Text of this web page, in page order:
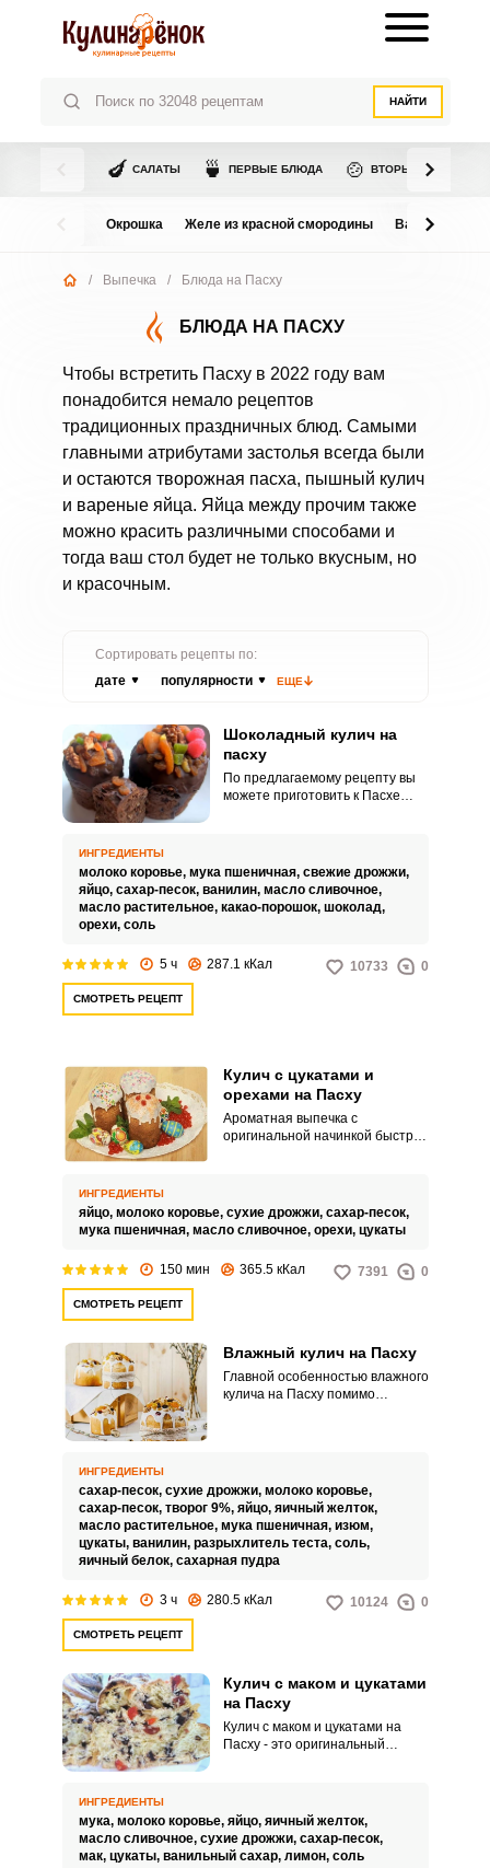
НАЙТИ
🍆 САЛАТЫ 🍵 ПЕРВЫЕ БЛЮДА 🍲 ВТОРЫЕ БЛЮДА
Окрошка Желе из красной смородины Варенье из
/ Выпечка / Блюда на Пасху
БЛЮДА НА ПАСХУ
Чтобы встретить Пасху в 2022 году вам
понадобится немало рецептов
традиционных праздничных блюд. Самыми
главными атрибутами застолья всегда были
и остаются творожная пасха, пышный кулич
и вареные яйца. Яйца между прочим также
можно красить различными способами и
тогда ваш стол будет не только вкусным, но
и красочным.
Сортировать рецепты по:
дате
популярности ЕЩЕ
Шоколадный кулич на
пасху
По предлагаемому рецепту вы
можете приготовить к Пасхе
купить.
ИНГРЕДИЕНТЫ
молоко коровье, мука пшеничная, свежие дрожжи,
яйцо, сахар-песок, ванилин, масло сливочное,
масло растительное, какао-порошок, шоколад,
орехи, соль
5 ч 287.1 кКал 10733 0
СМОТРЕТЬ РЕЦЕПТ
Кулич с цукатами и
орехами на Пасху
Ароматная выпечка с
оригинальной начинкой быстрее
ИНГРЕДИЕНТЫ
яйцо, молоко коровье, сухие дрожжи, сахар-песок,
мука пшеничная, масло сливочное, орехи, цукаты
150 мин 365.5 кКал 7391 0
СМОТРЕТЬ РЕЦЕПТ
Влажный кулич на Пасху
Главной особенностью влажного
кулича на Пасху помимо
можно, приготовив этот
прекрасный десерт, следуя
пошаговой инструкции, которую
мы представляем вашему
вниманию.
ИНГРЕДИЕНТЫ
сахар-песок, сухие дрожжи, молоко коровье,
сахар-песок, творог 9%, яйцо, яичный желток,
масло растительное, мука пшеничная, изюм,
цукаты, ванилин, разрыхлитель теста, соль,
яичный белок, сахарная пудра
3 ч 280.5 кКал 10124 0
СМОТРЕТЬ РЕЦЕПТ
Кулич с маком и цукатами
на Пасху
Кулич с маком и цукатами на
Пасху - это оригинальный
дрожжевое тесто замешиваем с
помощью кухонного комбайна,
ведь основной вкус определяет
ИНГРЕДИЕНТЫ
мука, молоко коровье, яйцо, яичный желток,
масло сливочное, сухие дрожжи, сахар-песок,
мак, цукаты, ванильный сахар, лимон, соль